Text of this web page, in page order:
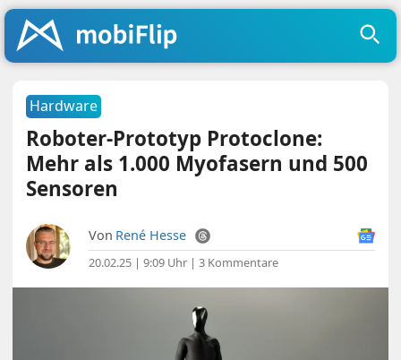
Hardware
Roboter-Prototyp Protoclone:
Mehr als 1.000 Myofasern und 500
Sensoren
Von René Hesse
20.02.25 | 9:09 Uhr |3 Kommentare